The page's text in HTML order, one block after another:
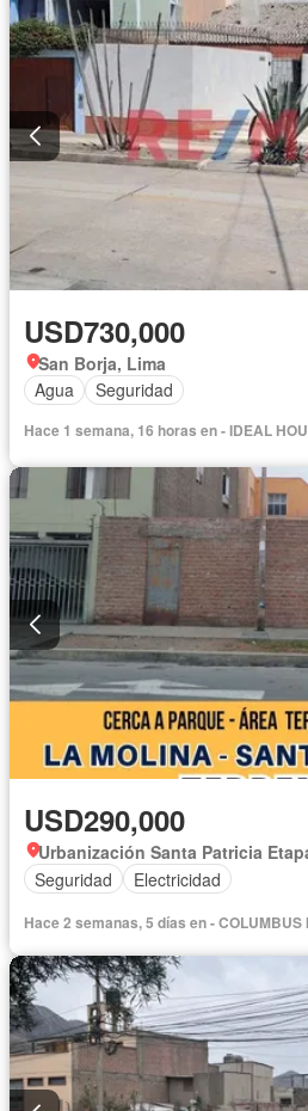
USD730,000
San Borja, Lima
Agua
Seguridad
Hace 1 semana, 16 horas en - IDEAL
USD290,000
Urbanización Santa Patricia
Seguridad
Electricidad
Hace 2 semanas, 5 días en - COLUMBUS